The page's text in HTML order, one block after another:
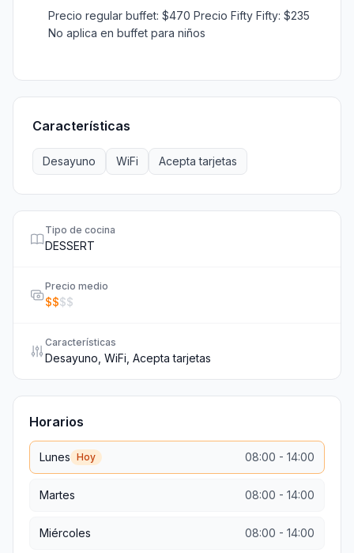
Precio regular buffet: $470 Precio Fifty Fifty: $235
No aplica en buffet para niños
Características
Desayuno WiFi Acepta tarjetas
Tipo de cocina
DESSERT
Precio medio
$$$$
Características
Desayuno, WiFi, Acepta tarjetas
Horarios
Lunes Hoy 08:00 - 14:00
Martes 08:00 - 14:00
Miércoles 08:00 - 14:00